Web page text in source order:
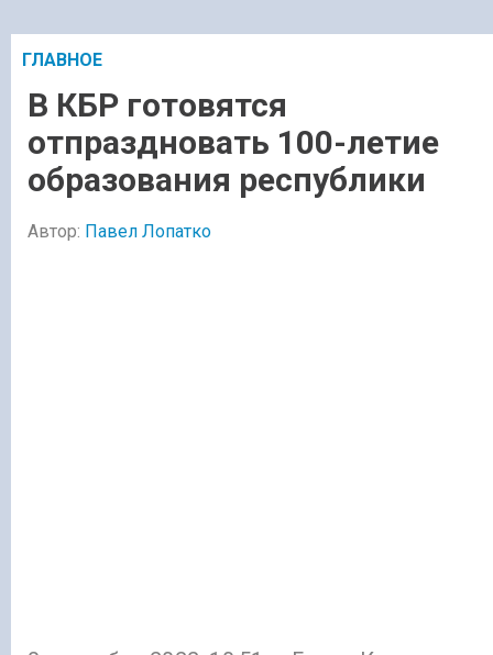
ГЛАВНОЕ
В КБР готовятся
отпраздновать 100-летие
образования республики
Автор: Павел Лопатко